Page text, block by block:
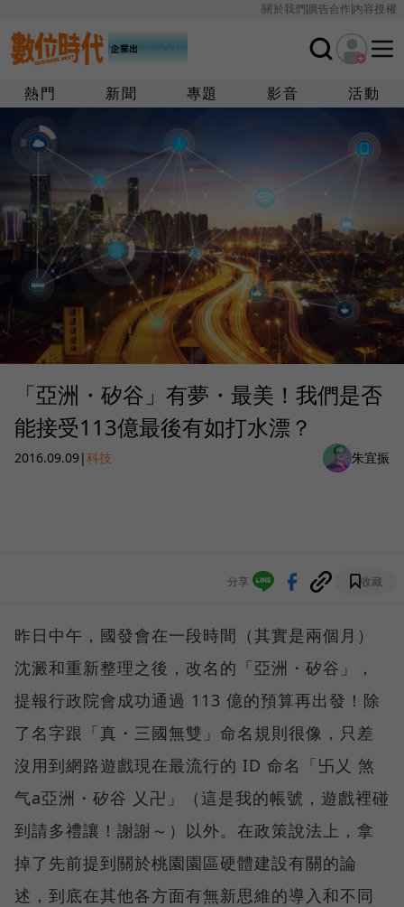
關於我們廣告合作內容授權
熱門 新聞 專題 影音 活動
「亞洲・矽谷」有夢・最美！我們是否
能接受113億最後有如打水漂？
2016.09.09|科技 朱宜振
分享 收藏
昨日中午，國發會在一段時間（其實是兩個月）
沈澱和重新整理之後，改名的「亞洲・矽谷」，
提報行政院會成功通過 113 億的預算再出發！除
了名字跟「真・三國無雙」命名規則很像，只差
沒用到網路遊戲現在最流行的 ID 命名「卐乂 煞
气a亞洲・矽谷 乂卍」（這是我的帳號，遊戲裡碰
到請多禮讓！謝謝～）以外。在政策說法上，拿
掉了先前提到關於桃園園區硬體建設有關的論
述，到底在其他各方面有無新思維的導入和不同